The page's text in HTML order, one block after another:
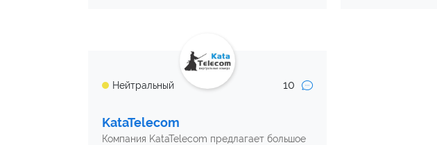
Нейтральный 10
KataTelecom
Компания KataTelecom предлагает большое